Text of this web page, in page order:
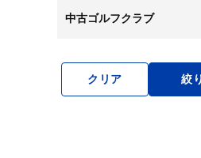
中古ゴルフクラブ
クリア 絞